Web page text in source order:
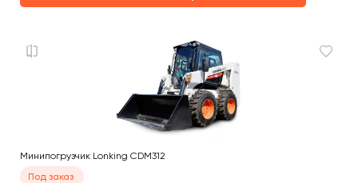
Минипогрузчик Lonking CDM312
Под заказ